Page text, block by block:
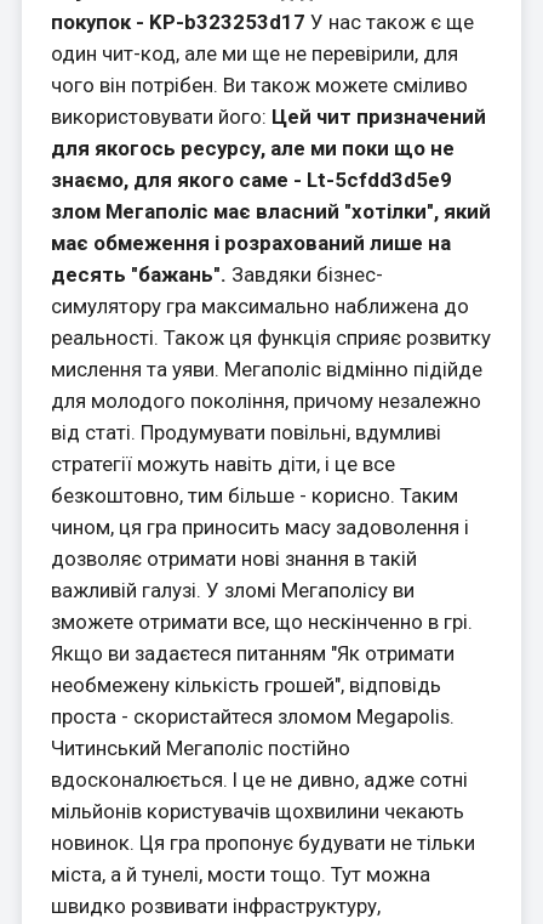
покупок - KP-b323253d17 У нас також є ще
один чит-код, але ми ще не перевірили, для
чого він потрібен. Ви також можете сміливо
використовувати його: Цей чит призначений
для якогось ресурсу, але ми поки що не
знаємо, для якого саме - Lt-5cfdd3d5e9
злом Мегаполіс має власний "хотілки", який
має обмеження і розрахований лише на
десять "бажань". Завдяки бізнес-
симулятору гра максимально наближена до
реальності. Також ця функція сприяє розвитку
мислення та уяви. Мегаполіс відмінно підійде
для молодого покоління, причому незалежно
від статі. Продумувати повільні, вдумливі
стратегії можуть навіть діти, і це все
безкоштовно, тим більше - корисно. Таким
чином, ця гра приносить масу задоволення і
дозволяє отримати нові знання в такій
важливій галузі. У зломі Мегаполісу ви
зможете отримати все, що нескінченно в грі.
Якщо ви задаєтеся питанням "Як отримати
необмежену кількість грошей", відповідь
проста - скористайтеся зломом Megapolis.
Читинський Мегаполіс постійно
вдосконалюється. І це не дивно, адже сотні
мільйонів користувачів щохвилини чекають
новинок. Ця гра пропонує будувати не тільки
міста, а й тунелі, мости тощо. Тут можна
швидко розвивати інфраструктуру,